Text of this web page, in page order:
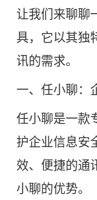
让我们来聊聊
具，它以其独
讯的需求。
一、任小聊：
任小聊是一款
护企业信息安
效、便捷的通
小聊的优势。